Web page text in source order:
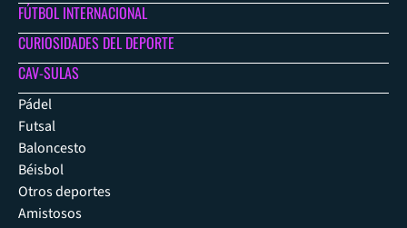
FÚTBOL INTERNACIONAL
CURIOSIDADES DEL DEPORTE
CAV-SULAS
Pádel
Futsal
Baloncesto
Béisbol
Otros deportes
Amistosos